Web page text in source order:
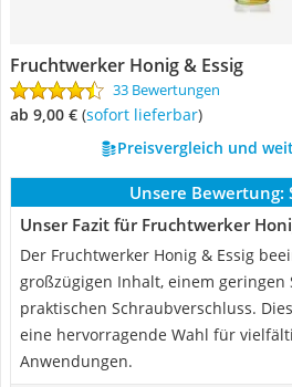
Fruchtwerker Honig & Essig
33 Bewertungen
ab 9,00 € ( Sofort lieferbar)
Preisvergleich und
Unsere Bewertung:
Unser Fazit für Fruchtwerker
Der Fruchtwerker Honig & Essig
großzügigen Inhalt, einem
praktischen Schraubverschluss.
eine hervorragende Wahl für
Anwendungen.